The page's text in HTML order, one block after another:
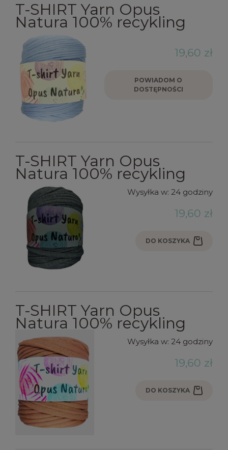
T-SHIRT Yarn Opus
Natura 100% recykling
19,60 zł
POWIADOM O
DOSTĘPNOŚCI
T-SHIRT Yarn Opus
Natura 100% recykling
Wysyłka w: 24 godziny
19,60 zł
DO KOSZYKA
T-SHIRT Yarn Opus
Natura 100% recykling
Wysyłka w: 24 godziny
19,60 zł
DO KOSZYKA